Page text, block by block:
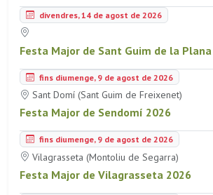
divendres, 14 de agost de 2026
Festa Major de Sant Guim de la
fins diumenge, 9 de agost de 2026
Sant Domí (Sant Guim de Freixenet)
Festa Major de Sendomí 2026
fins diumenge, 9 de agost de 2026
Vilagrasseta (Montoliu de Segarra)
Festa Major de Vilagrasseta 2026